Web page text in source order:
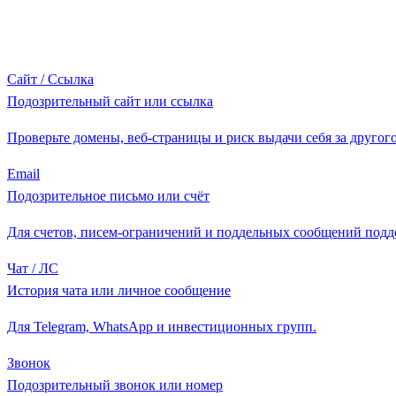
Сайт / Ссылка
Подозрительный сайт или ссылка
Проверьте домены, веб-страницы и риск выдачи себя за
Email
Подозрительное письмо или счёт
Для счетов, писем-ограничений и поддельных сообщений
Чат / ЛС
История чата или личное сообщение
Для Telegram, WhatsApp и инвестиционных групп.
Звонок
Подозрительный звонок или номер